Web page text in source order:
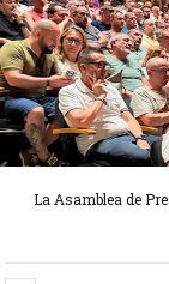
La Asamblea de
Candidatas
Candidatas